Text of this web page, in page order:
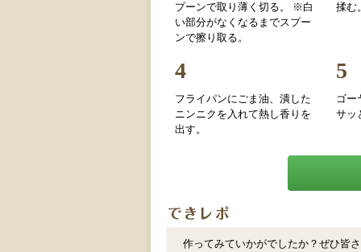
プーンで取り薄く切る。 ※白
い部分がなくなるまでスプー
ンで擦り取る。
揉む
4
フライパンにごま油、潰した
ニンニクを入れて熱し香りを
出す。
5
ゴー
サッ
作ってみていかがでしたか？ぜひ皆